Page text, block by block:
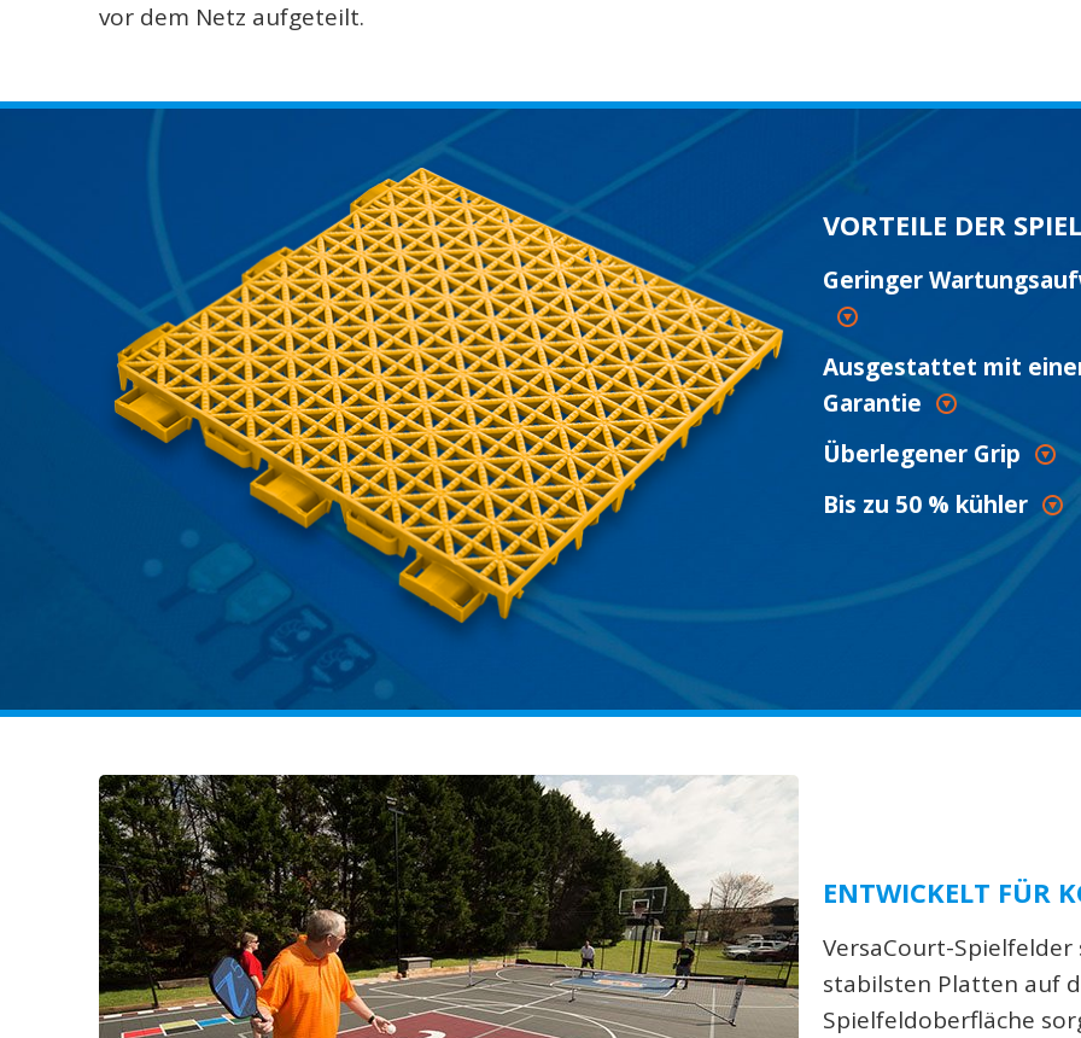
vor dem Netz aufgeteilt.
VORTEILE DER
Geringer
Ausgestattet mit
Garantie
Überlegener Grip
Bis zu 50 % kühler
ENTWICKELT FÜR
VersaCourt-
stabilsten Platten auf
Spielfeldoberfläche